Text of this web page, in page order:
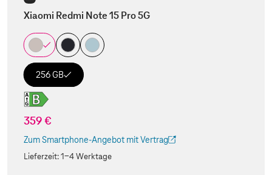
Xiaomi Redmi Note 15 Pro 5G
256 GB
359 €
Zum Smartphone-Angebot mit Vertrag
(Der Link wird in einem neuen Tab geöffnet)
Lieferzeit:1-4 Werktage